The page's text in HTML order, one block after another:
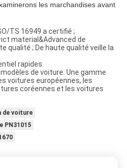
les marchandises avant
TS 16949 a certifié ;
material&Advanced de
qualité ; De haute qualité veille la
rapides.
de voiture. Une gamme
voitures européennes, les
coréennes et les voitures
de voiture
PN31015